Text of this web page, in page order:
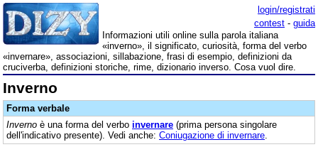
login/registrati
contest - guida
Informazioni utili online sulla parola italiana
«inverno», il significato, curiosità, forma del verbo
«invernare», associazioni, sillabazione, frasi di esempio, definizioni da
cruciverba, definizioni storiche, rime, dizionario inverso. Cosa vuol dire.
Inverno
Forma verbale
Inverno è una forma del verbo invernare (prima persona singolare
dell'indicativo presente). Vedi anche: Coniugazione di invernare